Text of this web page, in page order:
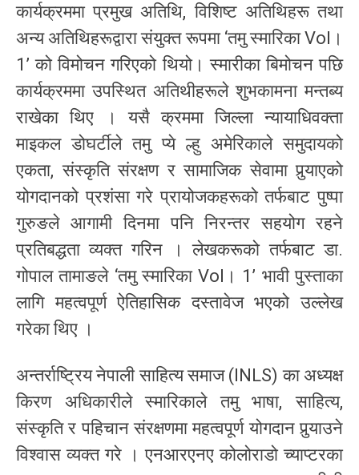
कार्यक्रममा प्रमुख अतिथि, विशिष्ट अतिथिहरू तथा
अन्य अतिथिहरूद्वारा संयुक्त रूपमा ‘तमु स्मारिका Vol।
1’ को विमोचन गरिएको थियो। स्मारीका बिमोचन पछि
कार्यक्रममा उपस्थित अतिथीहरूले शुभकामना मन्तब्य
राखेका थिए । यसै क्रममा जिल्ला न्यायाधिवक्ता
माइकल डोघर्टीले तमु प्ये ल्हु अमेरिकाले समुदायको
एकता, संस्कृति संरक्षण र सामाजिक सेवामा पुर्‍याएको
योगदानको प्रशंसा गरे प्रायोजकहरूको तर्फबाट पुष्पा
गुरुङले आगामी दिनमा पनि निरन्तर सहयोग रहने
प्रतिबद्धता व्यक्त गरिन । लेखकरूको तर्फबाट डा.
गोपाल तामाङले ‘तमु स्मारिका Vol। 1’ भावी पुस्ताका
लागि महत्वपूर्ण ऐतिहासिक दस्तावेज भएको उल्लेख
गरेका थिए ।
अन्तर्राष्ट्रिय नेपाली साहित्य समाज (INLS) का अध्यक्ष
किरण अधिकारीले स्मारिकाले तमु भाषा, साहित्य,
संस्कृति र पहिचान संरक्षणमा महत्वपूर्ण योगदान पुर्‍याउने
विश्वास व्यक्त गरे । एनआरएनए कोलोराडो च्याप्टरका